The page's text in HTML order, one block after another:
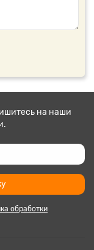
на наши
обработки